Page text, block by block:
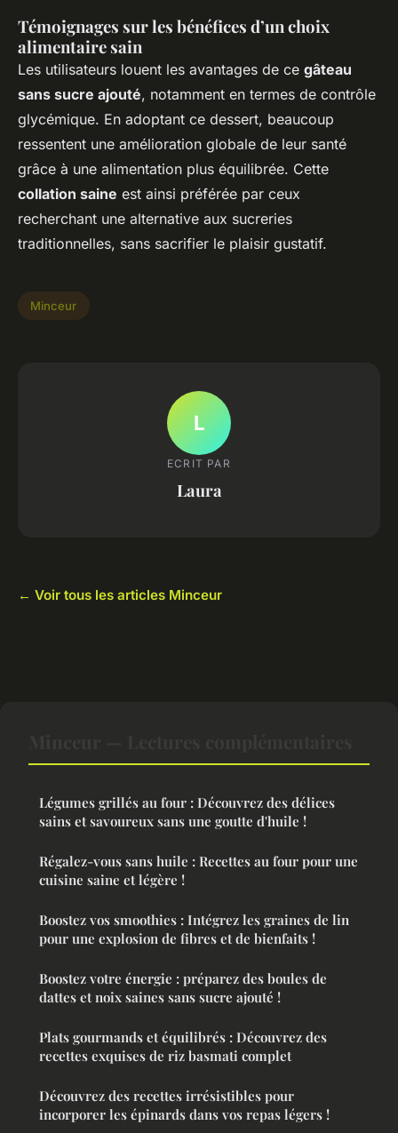
Témoignages sur les bénéfices d’un choix
alimentaire sain
Les utilisateurs louent les avantages de ce gâteau
sans sucre ajouté, notamment en termes de contrôle
glycémique. En adoptant ce dessert, beaucoup
ressentent une amélioration globale de leur santé
grâce à une alimentation plus équilibrée. Cette
collation saine est ainsi préférée par ceux
recherchant une alternative aux sucreries
traditionnelles, sans sacrifier le plaisir gustatif.
Minceur
L
ECRIT PAR
Laura
← Voir tous les articles Minceur
Légumes grillés au four : Découvrez des délices
sains et savoureux sans une goutte d'huile !
Régalez-vous sans huile : Recettes au four pour une
cuisine saine et légère !
Boostez vos smoothies : Intégrez les graines de lin
pour une explosion de fibres et de bienfaits !
Boostez votre énergie : préparez des boules de
dattes et noix saines sans sucre ajouté !
Plats gourmands et équilibrés : Découvrez des
recettes exquises de riz basmati complet
Découvrez des recettes irrésistibles pour
incorporer les épinards dans vos repas légers !